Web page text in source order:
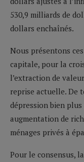
530,9 milliards de
dollars enchaînés.
Nous présentons
capitale, pour la
l’extraction de
reprise actuelle. De
dépression bien plus
augmentation de
ménages privés à
Pour le consensus,